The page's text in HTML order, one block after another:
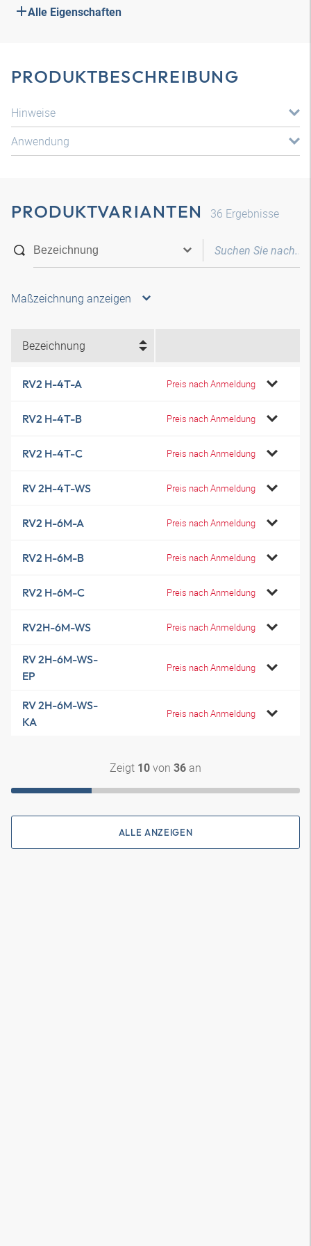
Alle Eigenschaften
PRODUKTBESCHREIBUNG
Hinweise
Anwendung
PRODUKTVARIANTEN 36 Ergebnisse
Maßzeichnung anzeigen
Bezeichnung
RV2 H-4T-A Preis nach Anmeldung
RV2 H-4T-B Preis nach Anmeldung
RV2 H-4T-C Preis nach Anmeldung
RV 2H-4T-WS Preis nach Anmeldung
RV2 H-6M-A Preis nach Anmeldung
RV2 H-6M-B Preis nach Anmeldung
RV2 H-6M-C Preis nach Anmeldung
RV2H-6M-WS Preis nach Anmeldung
RV 2H-6M-WS-
EP
Preis nach Anmeldung
RV 2H-6M-WS-
KA
Preis nach Anmeldung
Zeigt 10 von 36 an
ALLE ANZEIGEN